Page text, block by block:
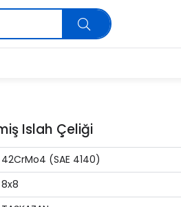
Islah Çeliği
42CrMo4 (SAE 4140)
8x8